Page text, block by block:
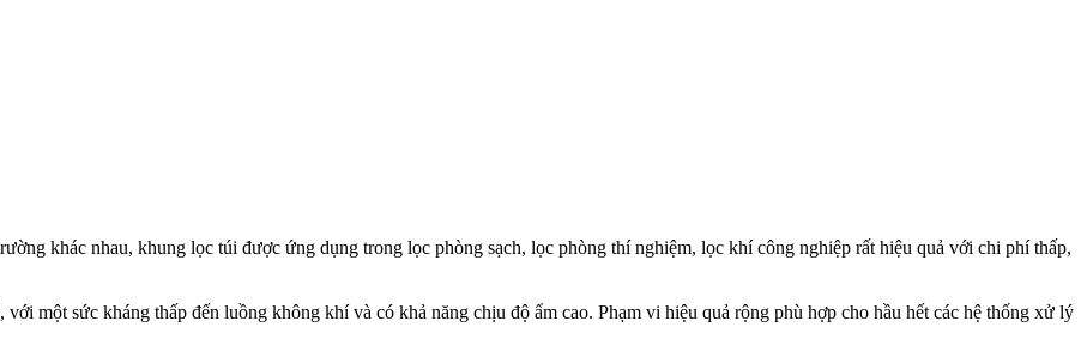
khác nhau, khung lọc túi được ứng dụng trong lọc phòng sạch, lọc phòng thí nghiệm, lọc khí công nghiệp rất hiệu quả với chi phí thấp,
một sức kháng thấp đến luồng không khí và có khả năng chịu độ ẩm cao. Phạm vi hiệu quả rộng phù hợp cho hầu hết các hệ thống xử lý